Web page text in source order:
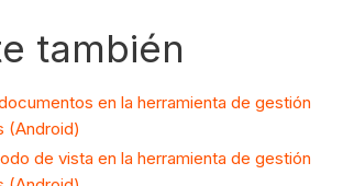
también
en la herramienta de gestión
(Android)
de vista en la herramienta de gestión